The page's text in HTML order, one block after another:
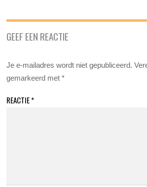
GEEF EEN REACTIE
Je e-mailadres wordt niet gepubliceerd.
gemarkeerd met*
REACTIE*